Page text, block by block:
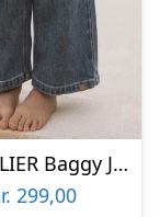
LIL ATELIER Baggy Jeans Damla Medium Blue Denim
299,00